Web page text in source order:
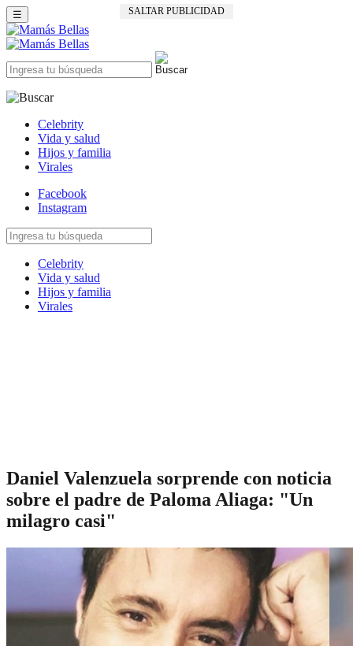
SALTAR PUBLICIDAD
☰
Celebrity
Vida y salud
Hijos y familia
Virales
Facebook
Instagram
Celebrity
Vida y salud
Hijos y familia
Virales
Daniel Valenzuela sorprende con noticia
sobre el padre de Paloma Aliaga: "Un
milagro casi"